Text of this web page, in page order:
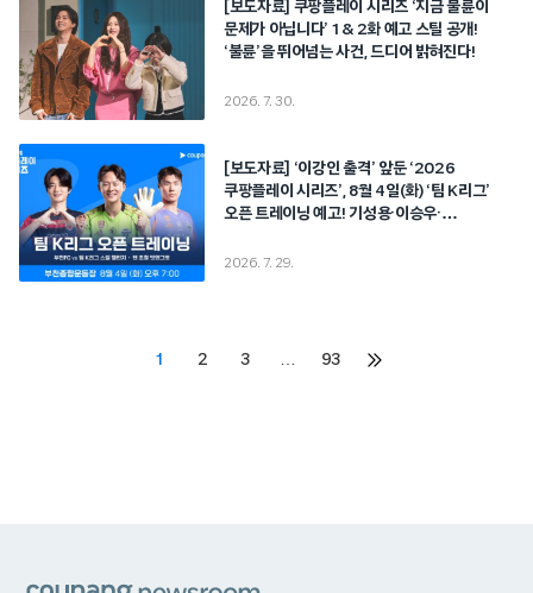
[보도자료] 쿠팡플레이 시리즈 ‘지금 불륜이
문제가 아닙니다’ 1 & 2화 예고 스틸 공개!
‘불륜’을 뛰어넘는 사건, 드디어 밝혀진다!
2026. 7. 30.
[보도자료] ‘이강인 출격’ 앞둔 ‘2026
쿠팡플레이 시리즈’, 8월 4일(화) ‘팀 K리그’
오픈 트레이닝 예고! 기성용·이승우·
2026. 7. 29.
1 2 3 … 93
다음